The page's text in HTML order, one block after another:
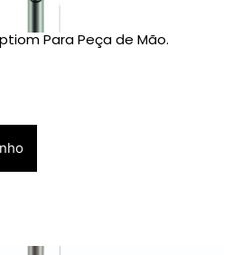
Para Peça de Mão.